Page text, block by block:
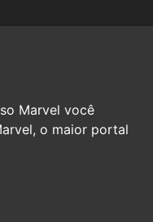
Marvel você
o maior portal